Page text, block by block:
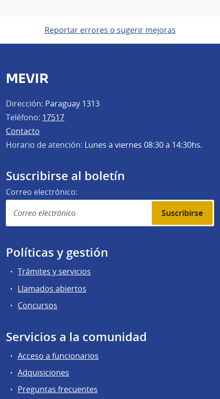
Reportar errores o sugerir mejoras
MEVIR
Dirección: Paraguay 1313
Teléfono: 17517
Contacto
Horario de atención: Lunes a viernes 08:30 a 14:30hs.
Suscribirse al boletín
Correo electrónico:
Suscribirse
Políticas y gestión
Trámites y servicios
Llamados abiertos
Concursos
Servicios a la comunidad
Acceso a funcionarios
Adquisiciones
Preguntas frecuentes